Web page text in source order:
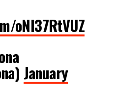
oNI37RtVUZ
January